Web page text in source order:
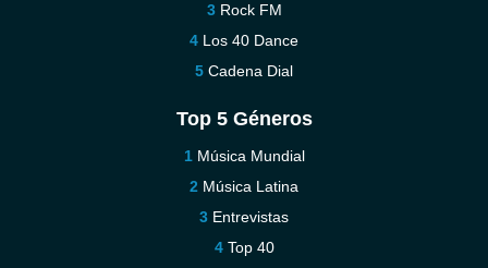
Rock FM
Los 40 Dance
Cadena Dial
Top 5 Géneros
Música Mundial
Música Latina
Entrevistas
Top 40